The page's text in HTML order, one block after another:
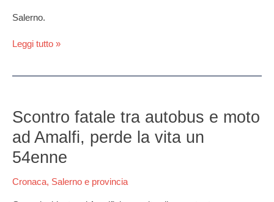
Salerno.
Leggi tutto »
Scontro fatale tra autobus e moto
ad Amalfi, perde la vita un
54enne
Cronaca, Salerno e provincia
fatale
tra
autobus
e
moto
ad